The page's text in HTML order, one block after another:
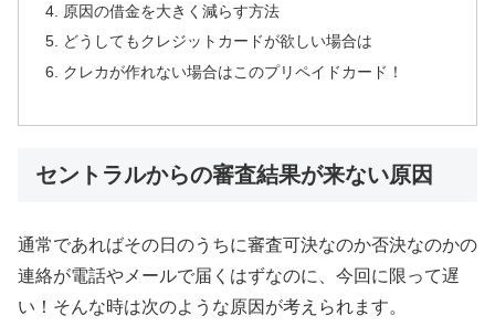
原因の借金を大きく減らす方法
どうしてもクレジットカードが欲しい場合は
クレカが作れない場合はこのプリペイドカード！
セントラルからの審査結果が来ない原因
通常であればその日のうちに審査可決なのか否決なのかの
連絡が電話やメールで届くはずなのに、今回に限って遅
い！そんな時は次のような原因が考えられます。